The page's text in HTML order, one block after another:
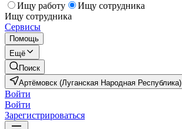
Ищу работу
Ищу сотрудника
Ищу сотрудника
Сервисы
Помощь
Ещё
Поиск
Артёмовск (Луганская Народная Республика)
Войти
Войти
Зарегистрироваться